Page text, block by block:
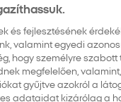
és fejlesztésének
valamint egyedi
hogy személyre
megfelelően,
gyűjtve azokról a
adataidat kizárólag a